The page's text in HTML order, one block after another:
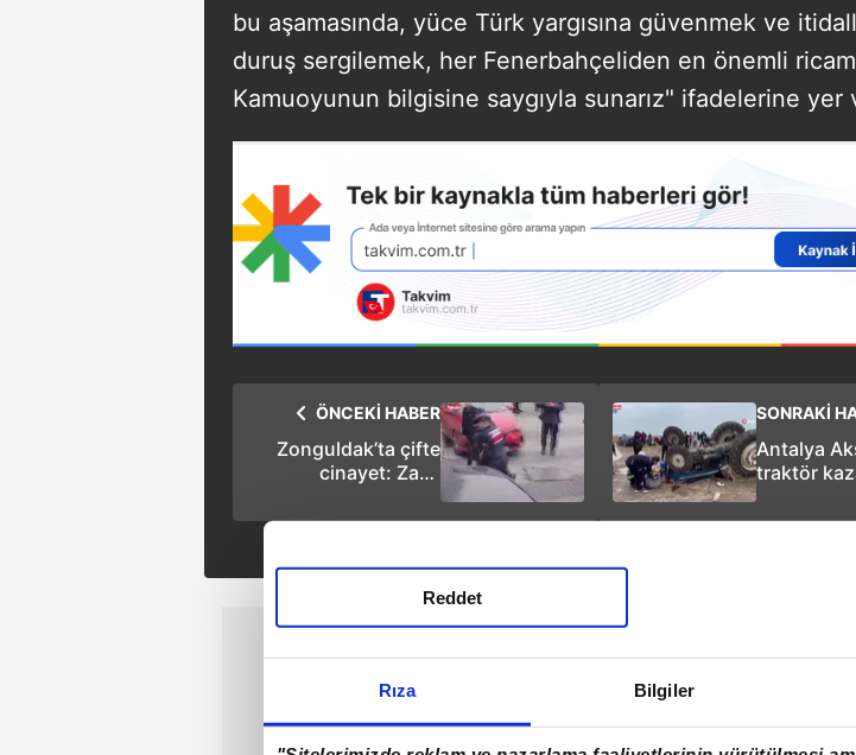
Rıza Bilgiler
Reddet
bu aşamasında, yüce Türk yargısına güvenmek ve
duruş sergilemek, her Fenerbahçeliden en önemli
Kamuoyunun bilgisine saygıyla sunarız" ifadelerine yer
SONRAKİ
Antalya
traktör
ÖNCEKİ HABER
Zonguldak’ta çifte
cinayet: Zanlı
getirildi